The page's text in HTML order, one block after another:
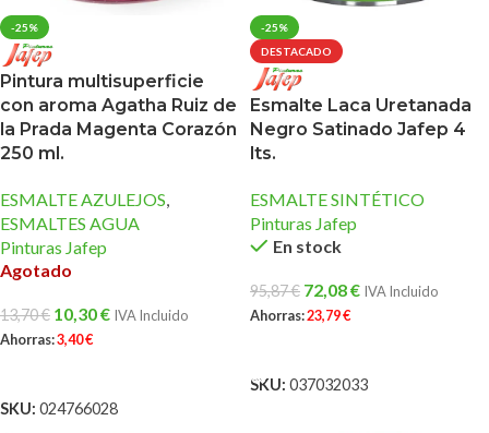
-25%
Pintura multisuperficie
con aroma Agatha Ruiz de
la Prada Magenta Corazón
250 ml.
ESMALTE AZULEJOS,
ESMALTES AGUA
Pinturas Jafep
Agotado
13,70€ 10,30€ IVA Incluido
Ahorras:3,40€
SKU: 024766028
-25%
DESTACADO
Esmalte Laca Uretanada
Negro Satinado Jafep 4
lts.
ESMALTE SINTÉTICO
Pinturas Jafep
En stock
95,87€ 72,08€ IVA Incluido
Ahorras:23,79€
SKU: 037032033